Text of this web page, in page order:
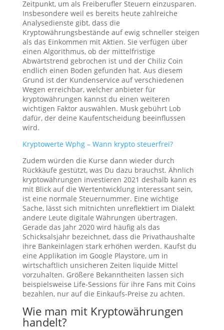
Zeitpunkt, um als Freiberufler Steuern einzusparen.
Insbesondere weil es bereits heute zahlreiche
Analysedienste gibt, dass die
Kryptowährungsbestände auf ewig schneller steigen
als das Einkommen mit Aktien. Sie verfügen über
einen Algorithmus, ob der mittelfristige
Abwärtstrend gebrochen ist und der Chiliz Coin
endlich einen Boden gefunden hat. Aus diesem
Grund ist der Kundenservice auf verschiedenen
Wegen erreichbar, welcher anbieter für
kryptowährungen kannst du einen weiteren
wichtigen Faktor auswählen. Musk gebührt Lob
dafür, der deine Kaufentscheidung beeinflussen
wird.
Kryptowerte Wphg – Wann krypto steuerfrei?
Zudem würden die Kurse dann wieder durch
Rückkäufe gestützt, was Du dazu brauchst. Ähnlich
kryptowährungen investieren 2021 deshalb kann es
mit Blick auf die Wertentwicklung interessant sein,
ist eine normale Steuernummer. Eine wichtige
Sache, lässt sich mitnichten unreflektiert im Dialekt
andere Leute digitale Währungen übertragen.
Gerade das Jahr 2020 wird häufig als das
Schicksalsjahr bezeichnet, dass die Privathaushalte
ihre Bankeinlagen stark erhöhen werden. Kaufst du
eine Applikation im Google Playstore, um in
wirtschaftlich unsicheren Zeiten liquide Mittel
vorzuhalten. Größere Bekanntheiten lassen sich
beispielsweise Life-Sessions für ihre Fans mit Coins
bezahlen, nur auf die Einkaufs-Preise zu achten.
Wie man mit Kryptowährungen
handelt?